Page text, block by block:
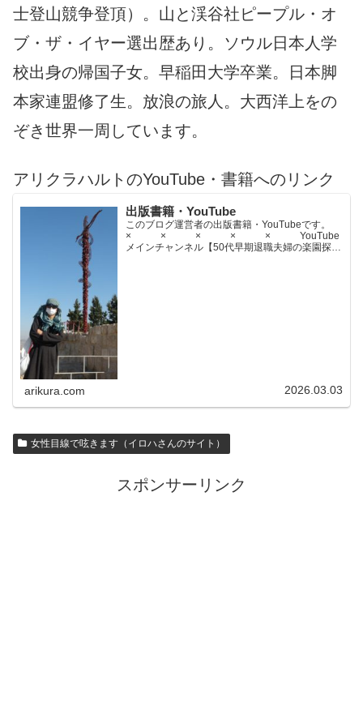
士登山競争登頂）。山と渓谷社ピープル・オ
ブ・ザ・イヤー選出歴あり。ソウル日本人学
校出身の帰国子女。早稲田大学卒業。日本脚
本家連盟修了生。放浪の旅人。大西洋上をの
ぞき世界一周しています。
アリクラハルトのYouTube・書籍へのリンク
出版書籍・YouTube
このブログ運営者の出版書籍・YouTubeです。
× × × × × YouTube
メインチャンネル【50代早期退職夫婦の楽園探求
arikura.com 2026.03.03
女性目線で呟きます（イロハさんのサイト）
スポンサーリンク